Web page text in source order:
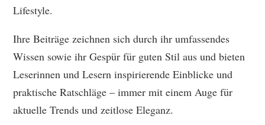
Lifestyle.
Ihre Beiträge zeichnen sich durch ihr umfassendes
Wissen sowie ihr Gespür für guten Stil aus und bieten
Leserinnen und Lesern inspirierende Einblicke und
praktische Ratschläge – immer mit einem Auge für
aktuelle Trends und zeitlose Eleganz.